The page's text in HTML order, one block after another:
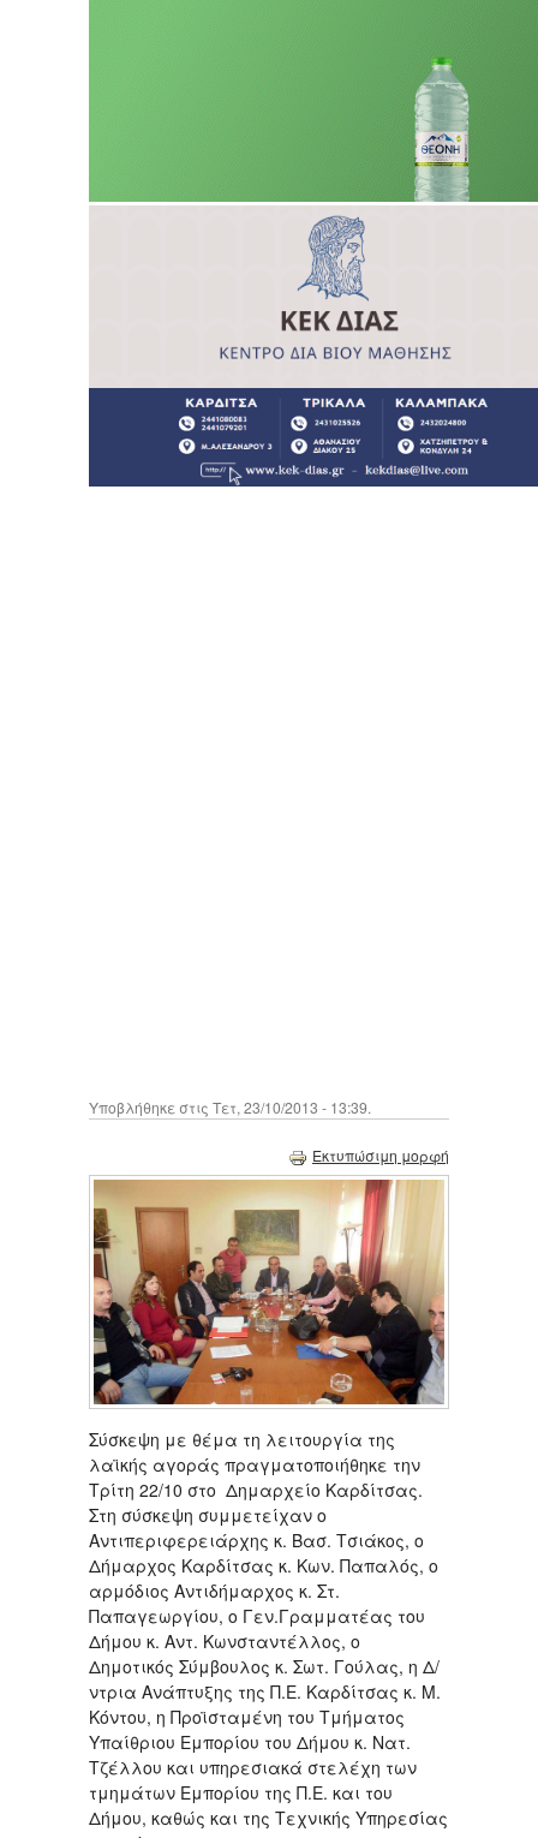
Υποβλήθηκε στις Τετ, 23/10/2013 - 13:39.
Εκτυπώσιμη μορφή
Σύσκεψη με θέμα τη λειτουργία της
λαϊκής αγοράς πραγματοποιήθηκε την
Τρίτη 22/10 στο Δημαρχείο Καρδίτσας.
Στη σύσκεψη συμμετείχαν ο
Αντιπεριφερειάρχης κ. Βασ. Τσιάκος, ο
Δήμαρχος Καρδίτσας κ. Κων. Παπαλός, ο
αρμόδιος Αντιδήμαρχος κ. Στ.
Παπαγεωργίου, ο Γεν.Γραμματέας του
Δήμου κ. Αντ. Κωνσταντέλλος, ο
Δημοτικός Σύμβουλος κ. Σωτ. Γούλας, η Δ/
ντρια Ανάπτυξης της Π.Ε. Καρδίτσας κ. Μ.
Κόντου, η Προϊσταμένη του Τμήματος
Υπαίθριου Εμπορίου του Δήμου κ. Νατ.
Τζέλλου και υπηρεσιακά στελέχη των
τμημάτων Εμπορίου της Π.Ε. και του
Δήμου, καθώς και της Τεχνικής Υπηρεσίας